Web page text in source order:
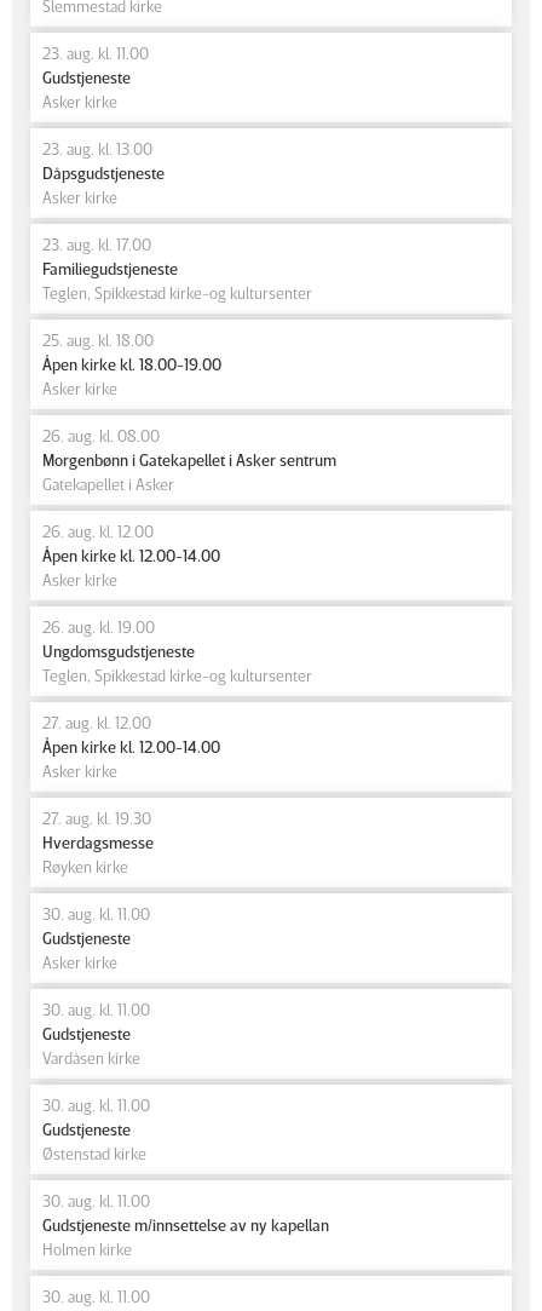
Slemmestad kirke
23. aug. kl. 11.00
Gudstjeneste
Asker kirke
23. aug. kl. 13.00
Dåpsgudstjeneste
Asker kirke
23. aug. kl. 17.00
Familiegudstjeneste
Teglen, Spikkestad kirke-og kultursenter
25. aug. kl. 18.00
Åpen kirke kl. 18.00-19.00
Asker kirke
26. aug. kl. 08.00
Morgenbønn i Gatekapellet i Asker sentrum
Gatekapellet i Asker
26. aug. kl. 12.00
Åpen kirke kl. 12.00-14.00
Asker kirke
26. aug. kl. 19.00
Ungdomsgudstjeneste
Teglen, Spikkestad kirke-og kultursenter
27. aug. kl. 12.00
Åpen kirke kl. 12.00-14.00
Asker kirke
27. aug. kl. 19.30
Hverdagsmesse
Røyken kirke
30. aug. kl. 11.00
Gudstjeneste
Asker kirke
30. aug. kl. 11.00
Gudstjeneste
Vardåsen kirke
30. aug. kl. 11.00
Gudstjeneste
Østenstad kirke
30. aug. kl. 11.00
Gudstjeneste m/innsettelse av ny kapellan
Holmen kirke
30. aug. kl. 11.00